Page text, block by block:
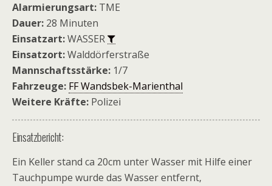
Alarmierungsart: TME
Dauer: 28 Minuten
Einsatzart:WASSER
Einsatzort:Walddörferstraße
Mannschaftsstärke: 1/7
Fahrzeuge: FF Wandsbek-Marienthal
Weitere Kräfte: Polizei
Einsatzbericht:
Ein Keller stand ca 20cm unter Wasser mit Hilfe einer
Tauchpumpe wurde das Wasser entfernt,